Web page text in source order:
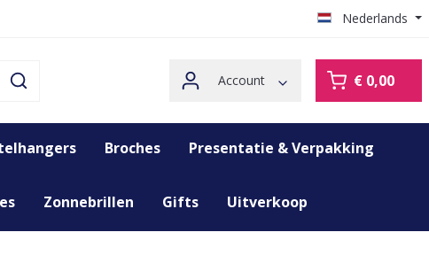
Nederlands
Account € 0,00
Broches Presentatie & Verpakking
Zonnebrillen Gifts Uitverkoop